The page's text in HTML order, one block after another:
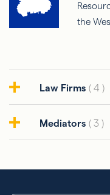
the
Law Firms ( 4 )
Mediators ( 3 )